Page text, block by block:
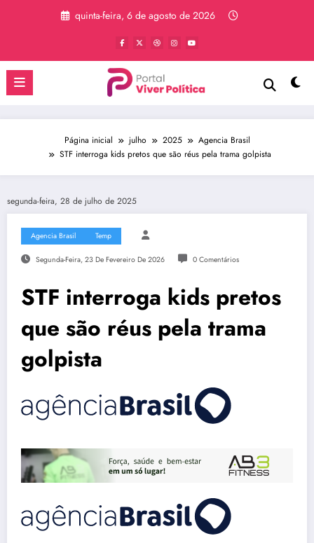
quinta-feira, 6 de agosto de 2026
Página inicial julho 2025
Agencia Brasil
STF interroga kids pretos que são réus pela trama golpista
segunda-feira, 28 de julho de 2025
Agencia Brasil Temp
Segunda-Feira, 23 De Fevereiro De 2026 0 Comentários
STF interroga kids pretos
que são réus pela trama
golpista